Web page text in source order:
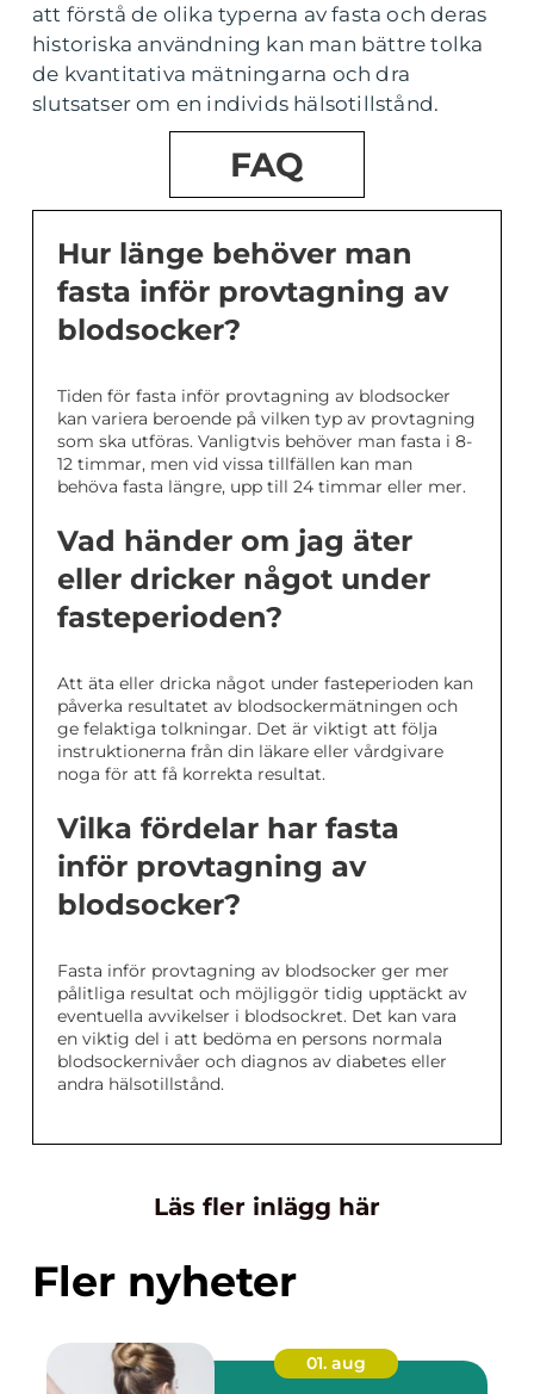
att förstå de olika typerna av fasta och deras
historiska användning kan man bättre tolka
de kvantitativa mätningarna och dra
slutsatser om en individs hälsotillstånd.
FAQ
Hur länge behöver man
fasta inför provtagning av
blodsocker?
Tiden för fasta inför provtagning av blodsocker
kan variera beroende på vilken typ av provtagning
som ska utföras. Vanligtvis behöver man fasta i 8-
12 timmar, men vid vissa tillfällen kan man
behöva fasta längre, upp till 24 timmar eller mer.
Vad händer om jag äter
eller dricker något under
fasteperioden?
Att äta eller dricka något under fasteperioden kan
påverka resultatet av blodsockermätningen och
ge felaktiga tolkningar. Det är viktigt att följa
instruktionerna från din läkare eller vårdgivare
noga för att få korrekta resultat.
Vilka fördelar har fasta
inför provtagning av
blodsocker?
Fasta inför provtagning av blodsocker ger mer
pålitliga resultat och möjliggör tidig upptäckt av
eventuella avvikelser i blodsockret. Det kan vara
en viktig del i att bedöma en persons normala
blodsockernivåer och diagnos av diabetes eller
andra hälsotillstånd.
Läs fler inlägg här
Fler nyheter
01. aug